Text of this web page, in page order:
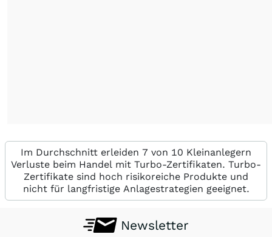
Im Durchschnitt erleiden 7 von 10 Kleinanlegern
Verluste beim Handel mit Turbo-Zertifikaten. Turbo-
Zertifikate sind hoch risikoreiche Produkte und
nicht für langfristige Anlagestrategien geeignet.
Newsletter